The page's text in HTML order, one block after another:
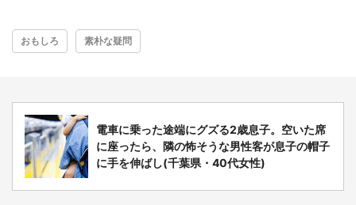
おもしろ 素朴な疑問
電車に乗った途端にグズる2歳息子。空いた席
に座ったら、隣の怖そうな男性客が息子の帽子
に手を伸ばし(千葉県・40代女性)